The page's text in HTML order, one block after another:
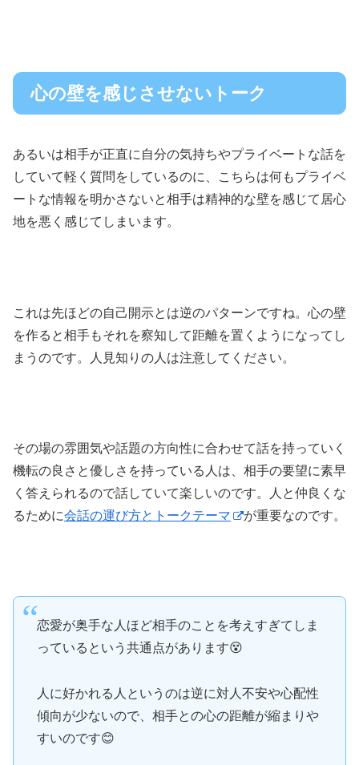
心の壁を感じさせないトーク
あるいは相手が正直に自分の気持ちやプライベートな話を
していて軽く質問をしているのに、こちらは何もプライベ
ートな情報を明かさないと相手は精神的な壁を感じて居心
地を悪く感じてしまいます。
これは先ほどの自己開示とは逆のパターンですね。心の壁
を作ると相手もそれを察知して距離を置くようになってし
まうのです。人見知りの人は注意してください。
その場の雰囲気や話題の方向性に合わせて話を持っていく
機転の良さと優しさを持っている人は、相手の要望に素早
く答えられるので話していて楽しいのです。人と仲良くな
るために会話の運び方とトークテーマ が重要なのです。
恋愛が奥手な人ほど相手のことを考えすぎてしま
っているという共通点があります😵
人に好かれる人というのは逆に対人不安や心配性
傾向が少ないので、相手との心の距離が縮まりや
すいのです😊